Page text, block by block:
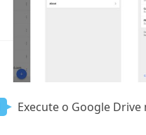
Execute o Google Drive